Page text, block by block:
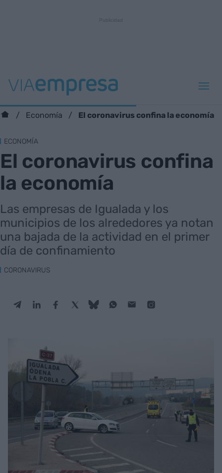
Economía El coronavirus confina la economía
ECONOMÍA
El coronavirus confina
la economía
Las empresas de Igualada y los
municipios de los alrededores ya notan
una bajada de la actividad en el primer
día de confinamiento
CORONAVIRUS